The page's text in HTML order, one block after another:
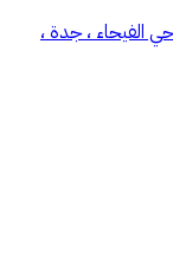
الفيحاء ، جدة ،